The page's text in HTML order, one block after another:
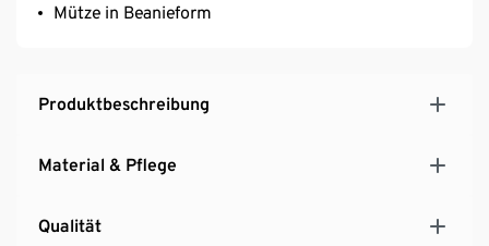
Mütze in Beanieform
Produktbeschreibung
Material & Pflege
Qualität